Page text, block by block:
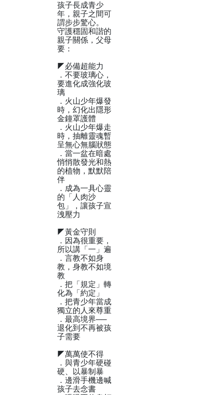
孩子長成青少
年，親子之間可
謂步步驚心。
守護穩固和諧的
親子關係，父母
要：
◤必備超能力
．不要玻璃心，
要進化成強化玻
璃
．火山少年爆發
時，幻化出隱形
金鐘罩護體
．火山少年爆走
時，抽離靈魂暫
呈無心無腦狀態
．當一盆在暗處
悄悄散發光和熱
的植物，默默陪
伴
．成為一具心靈
的「人肉沙
包」，讓孩子宣
洩壓力
◤黃金守則
．因為很重要，
所以講「一」遍
．言教不如身
教，身教不如境
教
．把「規定」轉
化為「約定」
．把青少年當成
獨立的人來尊重
．最高境界──
退化到不再被孩
子需要
◤萬萬使不得
．與青少年硬碰
硬、以暴制暴
．邊滑手機邊喊
孩子去念書